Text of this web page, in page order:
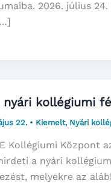
2026. július 24.
nyári kollégiumi
22. • Kiemelt, Nyári
Kollégiumi Központ
a nyári
melyekre az